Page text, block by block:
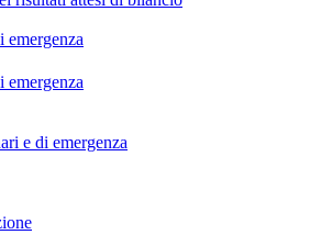
emergenza
emergenza
e di emergenza